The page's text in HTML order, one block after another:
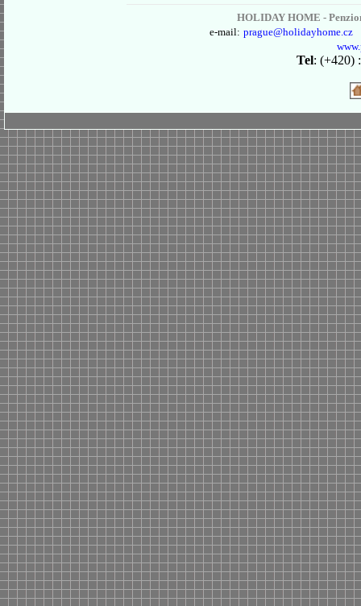
HOLIDAY HOME -
e-mail: prague@holidayhome.cz
Tel: (+420)